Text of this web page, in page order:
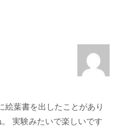
絵葉書を出したことがあり
実験みたいで楽しいです